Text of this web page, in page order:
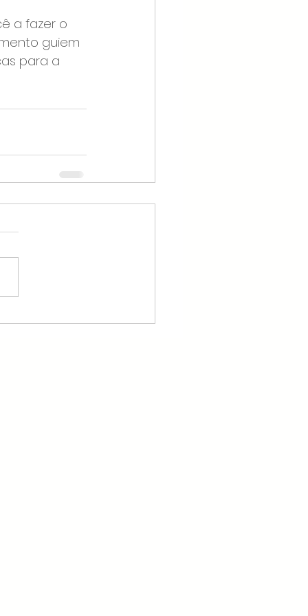
a fazer o
guiem
para a